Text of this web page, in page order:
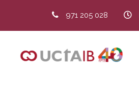
971 205 028